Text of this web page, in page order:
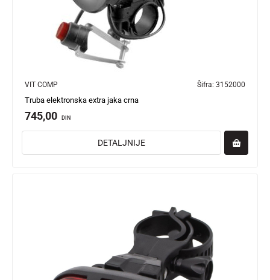
VIT COMP Šifra: 3152000
Truba elektronska extra jaka crna
745,00 DIN
DETALJNIJE